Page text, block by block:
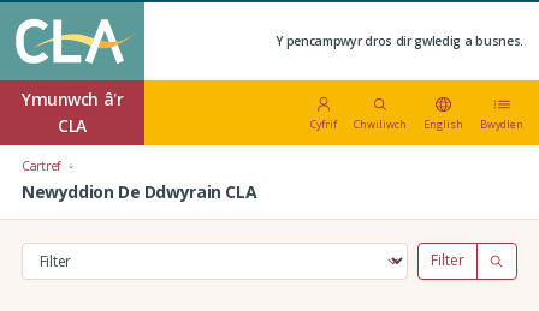
Y pencampwyr dros dir gwledig a busnes.
Ymunwch â'r
CLA
Cyfrif Chwiliwch English Bwydlen
Cartref
Newyddion De Ddwyrain CLA
Filter